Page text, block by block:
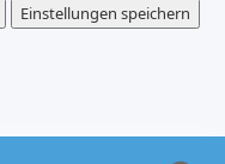
Einstellungen speichern